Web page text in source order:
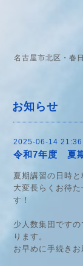
名古屋市北区・春
お知らせ
2025-06-14
令和7年度 夏
夏期講習の日時と
大変長らくお待
す！
少人数集団です
ります。
お早めに手続きお